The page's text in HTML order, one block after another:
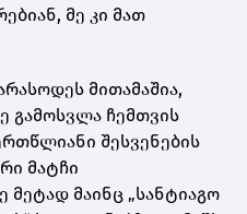
მე კი მათ
მითამაშია,
გამოსვლა ჩემთვის
შესვენების
მატჩი
მეტად მაინც „სანტიაგო